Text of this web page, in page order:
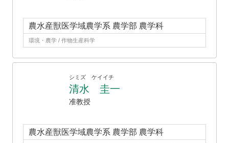
農水産獣医学域農学系 農学部 農学科
環境・農学 / 作物生産科学
シミズ ケイイチ
清水 圭一
准教授
農水産獣医学域農学系 農学部 農学科